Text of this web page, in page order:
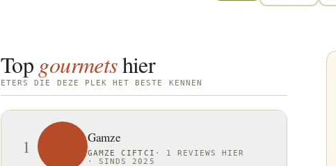
Top gourmetshier
ETERS DIE DEZE PLEK HET BESTE KENNEN
1 Gamze
GAMZE CIFTCI ·
1 REVIEWS HIER
·SINDS 2025